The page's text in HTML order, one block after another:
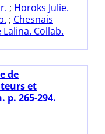
; Horoks Julie.
; Chesnais
Lalina. Collab.
de
et
p. 265-294.